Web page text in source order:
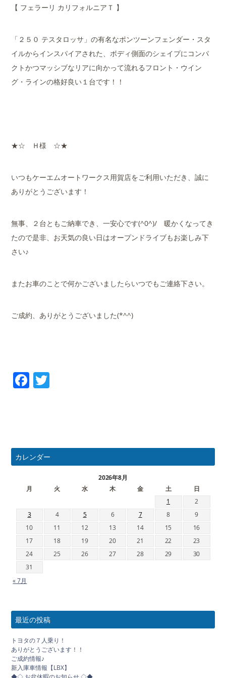
【 フェラーリ カリフォルニアＴ 】
「２５０ テスタロッサ」の有名なポンツーンフェンダー・スタ
イルからインスパイアされた、ボディ側面のシェイプにコンパ
クトかつマッシブなリアに向かって流れるフロント・ウイン
グ・ラインの格好良い１台です！！
★☆ Ｈ様 ☆★
いつもケーエムオートワークス用賀店をご利用いただき、誠に
ありがとうございます！
無事、２台ともご納車でき、一安心です(^0^)/ 暖かくなってき
たので是非、お天気の良い日はオープンドライブもお楽しみ下
さい♪
またお車のことで何かございましたらいつでもご連絡下さい。
ご成約、ありがとうございました(*^^)
Facebook
カレンダー
2026年8月
月
火 水 木 金 土
日
1
2
3
4 5 6 7 8
9
10
11 12 13 14 15
16
17
18 19 20 21 22
23
24
25 26 27 28 29
30
31
« 7月
最近の投稿
トヨタの７人乗り！
ありがとうございます！！
ご成約情報♪
新入庫車情報【LBX】